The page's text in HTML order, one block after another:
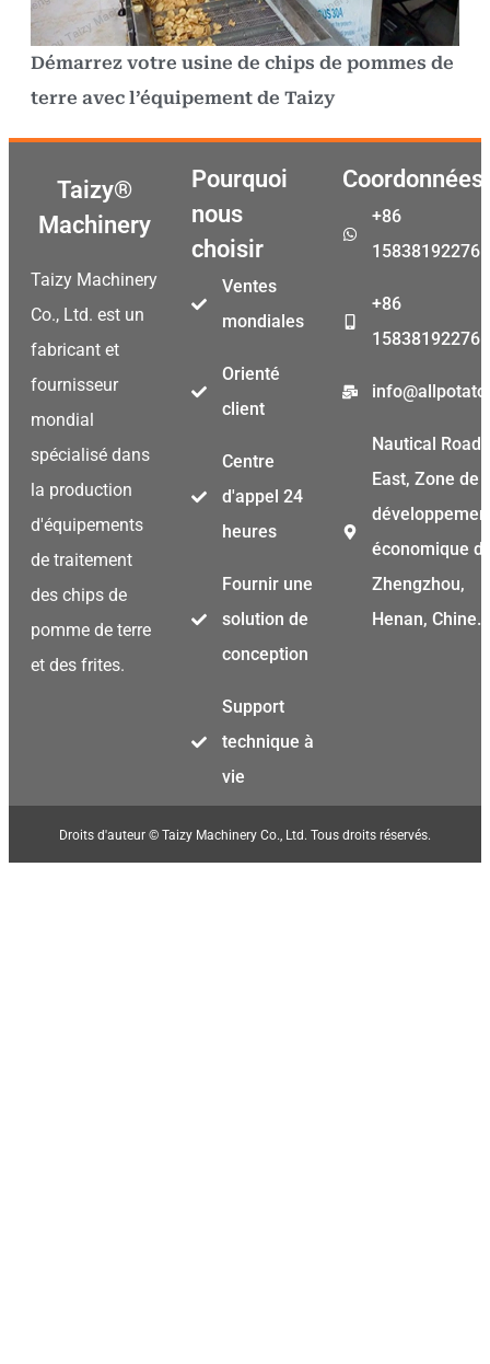
Démarrez votre usine de chips de pommes de
terre avec l’équipement de Taizy
Taizy®
Machinery
Taizy Machinery
Co., Ltd. est un
fabricant et
fournisseur
mondial
spécialisé dans
la production
d'équipements
de traitement
des chips de
pomme de terre
et des frites.
Pourquoi
nous
choisir
Ventes
mondiales
Orienté
client
Centre
d'appel 24
heures
Fournir une
solution de
conception
Support
technique à
vie
Coordonnées
+86
15838192276
+86
15838192276
Nautical Road
East, Zone de
économique
Zhengzhou,
Henan, Chine.
Droits d'auteur © Taizy Machinery Co., Ltd. Tous droits réservés.